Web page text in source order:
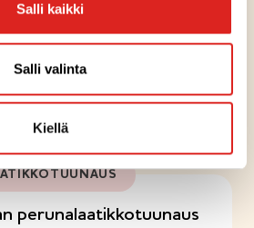
Salli kaikki
Salli valinta
Kiellä
tuunattu perunalaatikko
perunalaatikkotuunaus